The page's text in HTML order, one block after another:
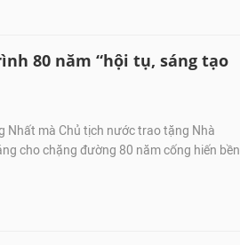
80 năm “hội tụ, sáng tạo
Nhất mà Chủ tịch nước trao tặng Nhà
cho chặng đường 80 năm cống hiến bền